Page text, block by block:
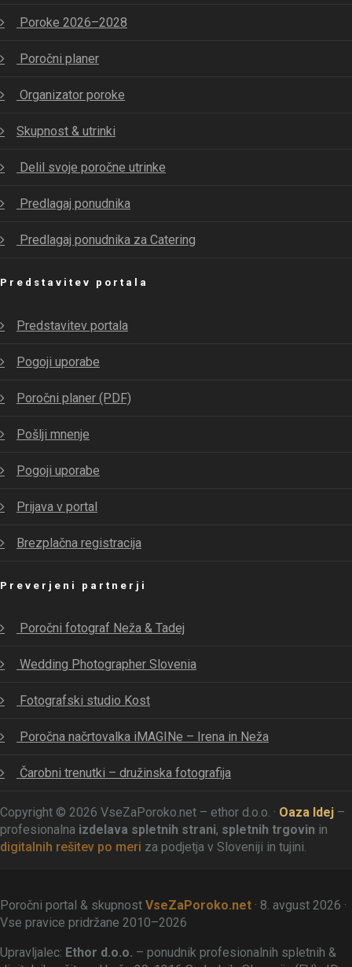
Poroke 2026–2028
Poročni planer
Organizator poroke
Skupnost & utrinki
Delil svoje poročne utrinke
Predlagaj ponudnika
Predlagaj ponudnika za Catering
Predstavitev portala
Predstavitev portala
Pogoji uporabe
Poročni planer (PDF)
Pošlji mnenje
Pogoji uporabe
Prijava v portal
Brezplačna registracija
Preverjeni partnerji
Poročni fotograf Neža & Tadej
Wedding Photographer Slovenia
Fotografski studio Kost
Poročna načrtovalka iMAGINe – Irena in Neža
Čarobni trenutki – družinska fotografija
Copyright © 2026 VseZaPoroko.net – ethor d.o.o. · Oaza Idej –
profesionalna izdelava spletnih strani, spletnih trgovin in
digitalnih rešitev po meri za podjetja v Sloveniji in tujini.
Poročni portal & skupnost VseZaPoroko.net · 8. avgust 2026 ·
Vse pravice pridržane 2010–2026
Upravljalec: Ethor d.o.o. – ponudnik profesionalnih spletnih &